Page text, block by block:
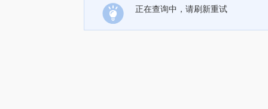
正在查询中，请刷新重试